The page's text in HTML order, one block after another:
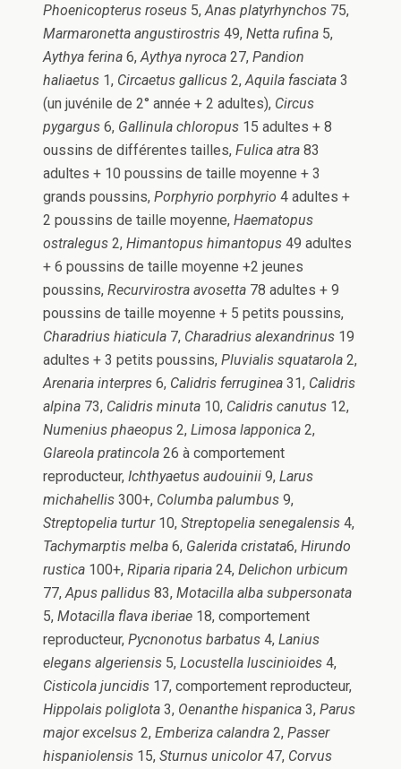
Phoenicopterus roseus 5,Anas platyrhynchos 75,
Marmaronetta angustirostris 49,Netta rufina 5,
Aythya ferina 6,Aythya nyroca 27,Pandion
haliaetus 1, Circaetus gallicus 2,Aquila fasciata 3
(un juvénile de 2° année + 2 adultes), Circus
pygargus 6, Gallinula chloropus 15 adultes + 8
oussins de différentes tailles,Fulica atra 83
adultes + 10 poussins de taille moyenne + 3
grands poussins, Porphyrio porphyrio 4 adultes +
2 poussins de taille moyenne,Haematopus
ostralegus 2,Himantopus himantopus 49 adultes
+ 6 poussins de taille moyenne +2 jeunes
poussins,Recurvirostra avosetta 78 adultes + 9
poussins de taille moyenne + 5 petits poussins,
Charadrius hiaticula 7, Charadrius alexandrinus 19
adultes + 3 petits poussins,Pluvialis squatarola 2,
Arenaria interpres 6, Calidris ferruginea 31, Calidris
alpina 73, Calidris minuta 10, Calidris canutus 12,
Numenius phaeopus 2,Limosa lapponica 2,
Glareola pratincola 26 à comportement
reproducteur,Ichthyaetus audouinii 9,Larus
michahellis 300+, Columba palumbus 9,
Streptopelia turtur10,Streptopelia senegalensis 4,
Tachymarptis melba 6, Galerida cristata6,Hirundo
rustica 100+,Riparia riparia 24,Delichon urbicum
77,Apus pallidus 83,Motacilla alba subpersonata
5,Motacilla flava iberiae 18, comportement
reproducteur,Pycnonotus barbatus 4,Lanius
elegans algeriensis 5,Locustella luscinioides 4,
Cisticola juncidis 17, comportement reproducteur,
Hippolais poliglota 3, Oenanthe hispanica 3,Parus
major excelsus 2,Emberiza calandra 2,Passer
hispaniolensis 15,Sturnus unicolor47, Corvus